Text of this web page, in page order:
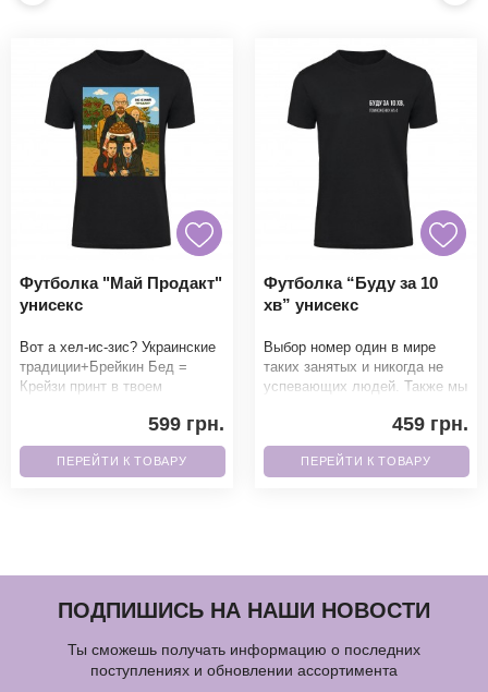
Футболка "Май Продакт"
унисекс
Вот а хел-ис-зис? Украинские
традиции+Брейкин Бед =
Крейзи принт в твоем
смогут пройти мимо.Б599 грн.
ПЕРЕЙТИ К ТОВАРУ
Футболка “Буду за 10
хв” унисекс
Выбор номер один в мире
таких занятых и никогда не
успевающих людей. Также мы
459 грн.
ПЕРЕЙТИ К ТОВАРУ
ПОДПИШИСЬ НА НАШИ НОВОСТИ
Ты сможешь получать информацию о последних
поступлениях и обновлении ассортимента